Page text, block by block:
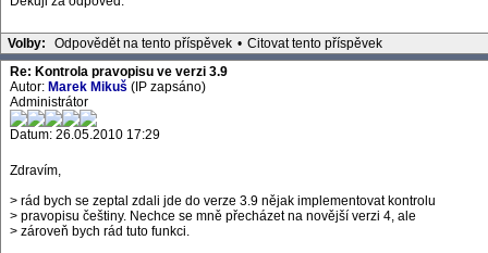
Volby: Odpovědět na tento příspěvek • Citovat tento příspěvek
Re: Kontrola pravopisu ve verzi 3.9
Autor: Marek Mikuš (IP zapsáno)
Administrátor
Datum: 26.05.2010 17:29
Zdravím,
> rád bych se zeptal zdali jde do verze 3.9 nějak implementovat kontrolu
> pravopisu češtiny. Nechce se mně přecházet na novější verzi 4, ale
> zároveň bych rád tuto funkci.